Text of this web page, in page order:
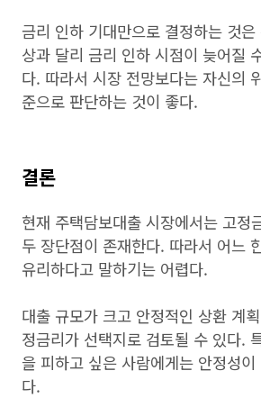
금리 인하 기대만으로 결정하는 것
상과 달리 금리 인하 시점이 늦어질
다. 따라서 시장 전망보다는 자신의
준으로 판단하는 것이 좋다.
결론
현재 주택담보대출 시장에서는 고정
두 장단점이 존재한다. 따라서 어느
유리하다고 말하기는 어렵다.
대출 규모가 크고 안정적인 상환 계
정금리가 선택지로 검토될 수 있다.
을 피하고 싶은 사람에게는 안정성
다.